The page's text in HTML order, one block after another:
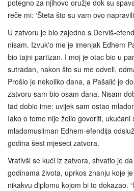
potegno za njihovo oružje dok su
reče mi: ‘Šteta što su vam ovo
U zatvoru je bio zajedno s Derviš-
nisam. Izvuk'o me je imenjak Edhem
bio tajni partizan. I moj je otac bio u
sutradan, nakon što su me odveli,
Prošlo je nekoliko dana, a Pašalić je
zatvoru sam bio osam dana. Nisam
tad dobio ime: uvijek sam ostao
Iako o tome nije želio govoriti, ukućani
mladomusliman Edhem-efendija
godina šest mjeseci zatvora.
Vrativši se kući iz zatvora, shvatio je
godinama života, uprkos znanju koje
nikakvu diplomu kojom bi to dokazao.